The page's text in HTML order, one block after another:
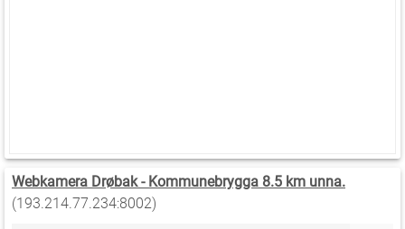
Webkamera Drøbak - Kommunebrygga 8.5 km unna.
(193.214.77.234:8002)